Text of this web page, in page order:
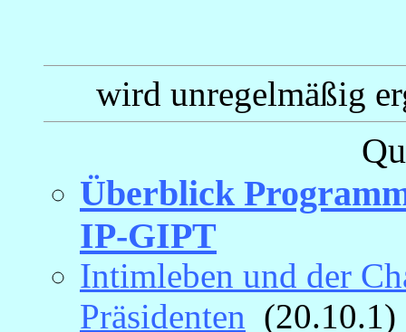
wird unregelmäßig
Überblick
IP-GIPT
Intimleben und der
Präsidenten (20.10.1)